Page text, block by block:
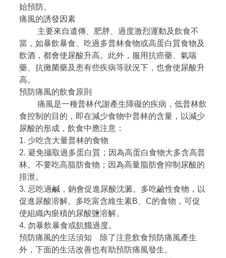
始預防。
痛風的誘發因素
主要來自遺傳、肥胖、過度激烈運動及飲食不
當，如暴飲暴食、吃過多普林食物或高蛋白質食物及
飲酒，都會使尿酸升高。此外，服用抗癌藥、氣喘
藥、抗黴菌藥及患有些疾病等狀況下，也會使尿酸升
高。
預防痛風的飲食原則
痛風是一種普林代謝產生障礙的疾病，低普林飲
食控制的目的，即在減少食物中普林的含量，以減少
尿酸的形成，飲食中應注意：
1. 少吃含大量普林的食物
2. 避免攝取過多蛋白質；因為高蛋白食物大多含高普
林。不要吃高脂肪食物；因為高量脂肪會抑制尿酸的
排泄。
3. 忌吃過鹹，鈉會促進尿酸沈澱。多吃鹼性食物，以
促進尿酸溶解。多吃富含維生素B、C的食物，可促
使組織內瘀積的尿酸鹽溶解。
4. 勿暴飲暴食或飢餓過度。
預防痛風的生活須知 除了注意飲食預防痛風產生
外，下面的生活改善也有助預防痛風發生。